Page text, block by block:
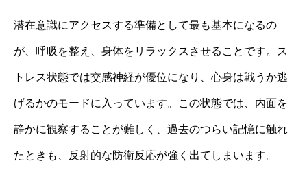
潜在意識にアクセスする準備として最も基本になるの
が、呼吸を整え、身体をリラックスさせることです。ス
トレス状態では交感神経が優位になり、心身は戦うか逃
げるかのモードに入っています。この状態では、内面を
静かに観察することが難しく、過去のつらい記憶に触れ
たときも、反射的な防衛反応が強く出てしまいます。